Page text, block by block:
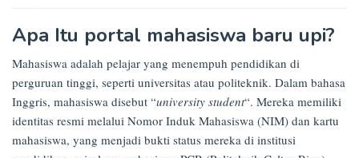
Opini
on
17/04/2025
Apa Itu portal mahasiswa baru upi?
Mahasiswa adalah pelajar yang menempuh pendidikan di
perguruan tinggi, seperti universitas atau politeknik. Dalam bahasa
Inggris, mahasiswa disebut “university student“. Mereka memiliki
identitas resmi melalui Nomor Induk Mahasiswa (NIM) dan kartu
mahasiswa, yang menjadi bukti status mereka di institusi